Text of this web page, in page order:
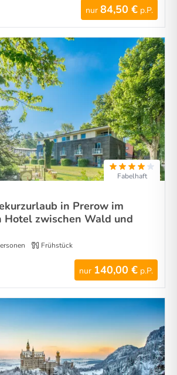
nur 84,50 € p.P.
Fabelhaft
in Prerow im
zwischen Wald und
Frühstück
nur 140,00 € p.P.